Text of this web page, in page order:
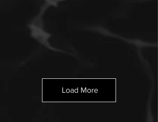
Load More